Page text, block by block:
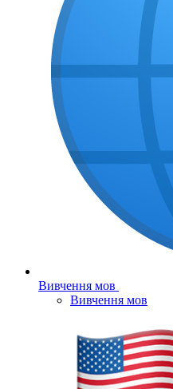
Вивчення мов
Вивчення мов